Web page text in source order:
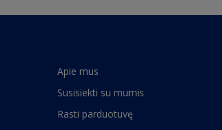
Apie mus
Susisiekti su mumis
Rasti parduotuvę